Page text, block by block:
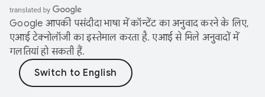
Google आपकी पसंदीदा भाषा में कॉन्टेंट का अनुवाद करने के लिए,
एआई टेक्नोलॉजी का इस्तेमाल करता है. एआई से मिले अनुवादों में
गलतियां हो सकती हैं.